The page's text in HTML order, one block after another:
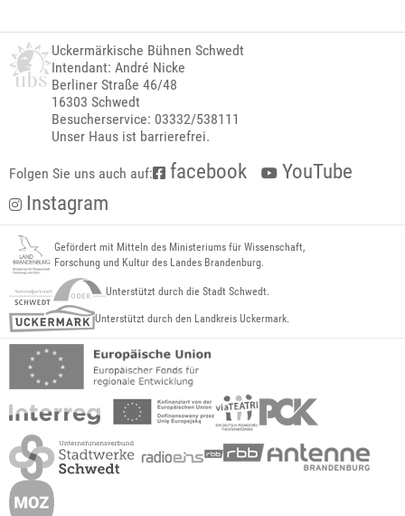
Uckermärkische Bühnen Schwedt
Intendant: André Nicke
Berliner Straße 46/48
16303 Schwedt
Besucherservice: 03332/538111
Unser Haus ist barrierefrei.
Folgen Sie uns auch auf: facebook
YouTube
Instagram
Gefördert mit Mitteln des Ministeriums für Wissenschaft,
Forschung und Kultur des Landes Brandenburg.
Unterstützt durch die Stadt Schwedt.
Unterstützt durch den Landkreis Uckermark.